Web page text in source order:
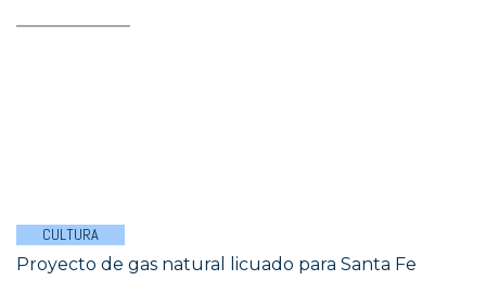
CULTURA
Proyecto de gas natural licuado para Santa Fe